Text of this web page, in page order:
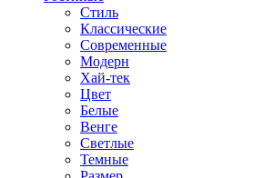
Стиль
Классические
Современные
Модерн
Хай-тек
Цвет
Белые
Венге
Светлые
Темные